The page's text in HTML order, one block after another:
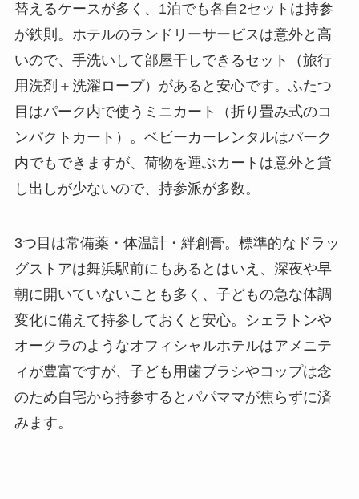
替えるケースが多く、1泊でも各自2セットは持参
が鉄則。ホテルのランドリーサービスは意外と高
いので、手洗いして部屋干しできるセット（旅行
用洗剤＋洗濯ロープ）があると安心です。ふたつ
目はパーク内で使うミニカート（折り畳み式のコ
ンパクトカート）。ベビーカーレンタルはパーク
内でもできますが、荷物を運ぶカートは意外と貸
し出しが少ないので、持参派が多数。
3つ目は常備薬・体温計・絆創膏。標準的なドラッ
グストアは舞浜駅前にもあるとはいえ、深夜や早
朝に開いていないことも多く、子どもの急な体調
変化に備えて持参しておくと安心。シェラトンや
オークラのようなオフィシャルホテルはアメニテ
ィが豊富ですが、子ども用歯ブラシやコップは念
のため自宅から持参するとパパママが焦らずに済
みます。